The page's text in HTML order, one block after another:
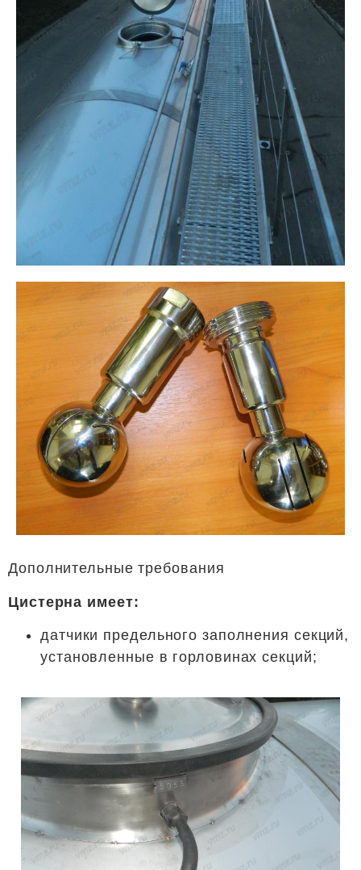
Дополнительные требования
Цистерна имеет:
датчики предельного заполнения секций,
установленные в горловинах секций;